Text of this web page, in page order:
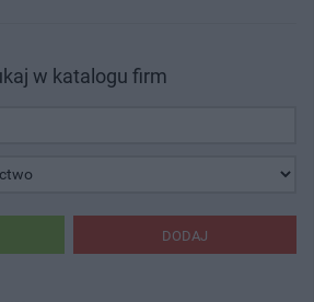
w katalogu firm
DODAJ